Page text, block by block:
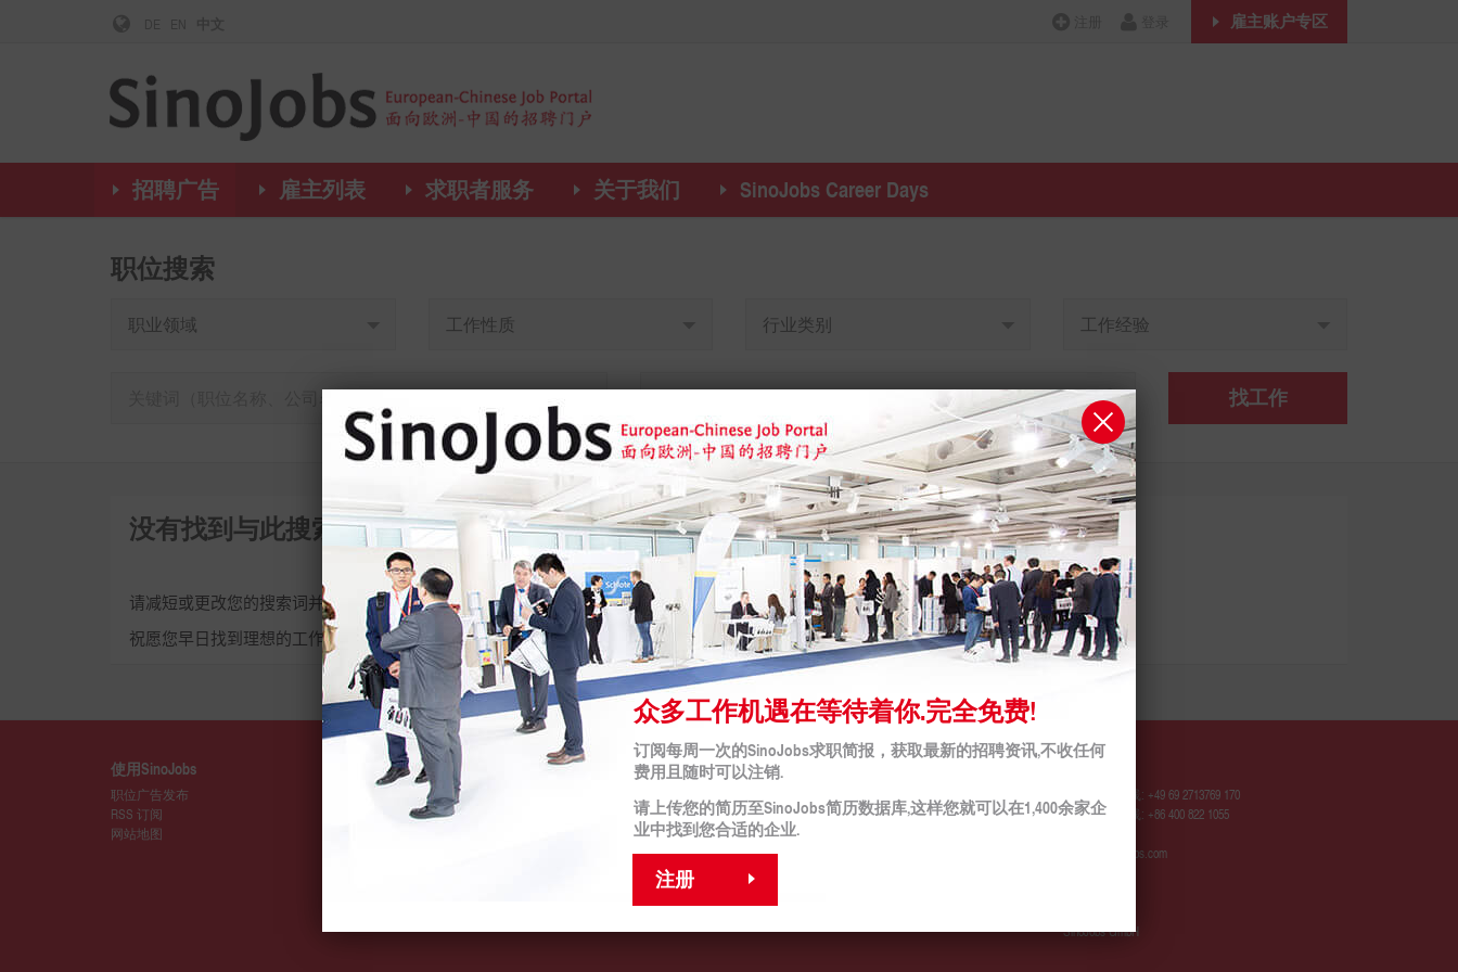
招聘广告 雇主列表 求职者服务 关于我们 SinoJobs Career Days
雇主账户专区
职位搜索
职业领域 工作性质 行业类别 工作经验
找工作
没有找到与此搜索词相关的招聘广告
请减短或更改您的搜索词并重新尝试。
祝愿您早日找到理想的工作，前途似锦！
众多工作机遇在等待着你.完全免费!
订阅每周一次的SinoJobs求职简报，获取最新的招聘资讯,不收任何
费用且随时可以注销.
请上传您的简历至SinoJobs简历数据库,这样您就可以在1,400余家企
业中找到您合适的企业.
注册
使用SinoJobs
职位广告发布
RSS 订阅
网站地图
详情
关于SinoJobs
媒体
法律声明
条款与条件
版权
隐私政策
条款与条件
欧洲服务热线: +49 69 2713769 170
中国服务热线: +86 400 822 1055
contact@sinojobs.com
SinoJobs GmbH